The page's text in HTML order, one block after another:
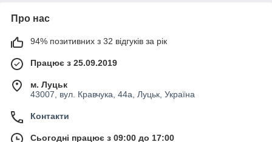
Про нас
94% позитивних з 32 відгуків за рік
Працює з 25.09.2019
м. Луцьк
43007, вул. Кравчука, 44а, Луцьк, Україна
Контакти
Сьогодні працює з 09:00 до 17:00